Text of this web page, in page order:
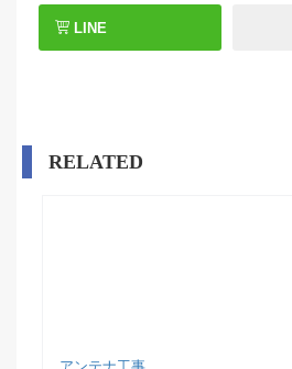
LINE
RELATED